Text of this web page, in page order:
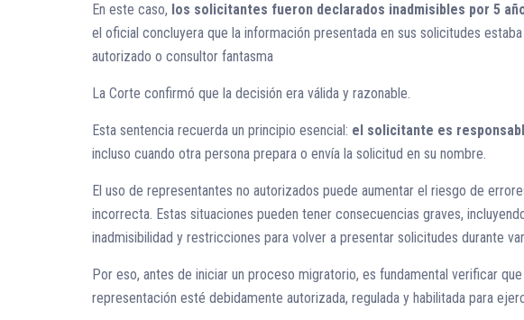
En este caso, los solicitantes fueron declarados inadmisibles por 5
el oficial concluyera que la información presentada en sus solicitudes
autorizado o consultor fantasma
La Corte confirmó que la decisión era válida y razonable.
Esta sentencia recuerda un principio esencial: el solicitante es
incluso cuando otra persona prepara o envía la solicitud en su nombre.
El uso de representantes no autorizados puede aumentar el riesgo de
incorrecta. Estas situaciones pueden tener consecuencias graves,
inadmisibilidad y restricciones para volver a presentar solicitudes durante
Por eso, antes de iniciar un proceso migratorio, es fundamental verificar
representación esté debidamente autorizada, regulada y habilitada para